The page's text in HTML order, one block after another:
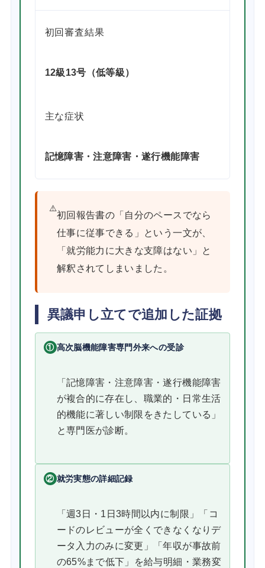
初回審査結果
12級13号（低等級）
主な症状
記憶障害・注意障害・遂行機能障害
⚠️
初回報告書の「自分のペースでなら
仕事に従事できる」という一文が、
「就労能力に大きな支障はない」と
解釈されてしまいました。
異議申し立てで追加した証拠
① 高次脳機能障害専門外来への受診
「記憶障害・注意障害・遂行機能障害
が複合的に存在し、職業的・日常生活
的機能に著しい制限をきたしている」
と専門医が診断。
② 就労実態の詳細記録
「週3日・1日3時間以内に制限」「コ
ードのレビューが全くできなくなりデ
ータ入力のみに変更」「年収が事故前
の65%まで低下」を給与明細・業務変